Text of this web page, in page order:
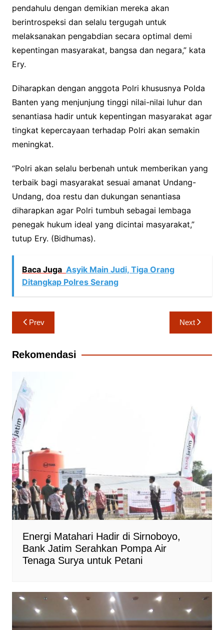
pendahulu dengan demikian mereka akan
berintrospeksi dan selalu tergugah untuk
melaksanakan pengabdian secara optimal demi
kepentingan masyarakat, bangsa dan negara,” kata
Ery.
Diharapkan dengan anggota Polri khususnya Polda
Banten yang menjunjung tinggi nilai-nilai luhur dan
senantiasa hadir untuk kepentingan masyarakat agar
tingkat kepercayaan terhadap Polri akan semakin
meningkat.
“Polri akan selalu berbenah untuk memberikan yang
terbaik bagi masyarakat sesuai amanat Undang-
Undang, doa restu dan dukungan senantiasa
diharapkan agar Polri tumbuh sebagai lembaga
penegak hukum ideal yang dicintai masyarakat,”
tutup Ery. (Bidhumas).
Baca Juga Asyik Main Judi, Tiga Orang
Ditangkap Polres Serang
Navigasi
pos
Prev Next
Rekomendasi
Energi Matahari Hadir di Sirnoboyo,
Bank Jatim Serahkan Pompa Air
Tenaga Surya untuk Petani